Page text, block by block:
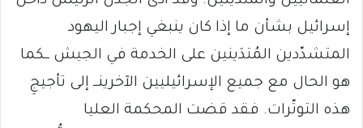
إسرائيل بشأن ما إذا كان ينبغي إجبار اليهود
المتشدّدين المُتدَينين على الخدمة في الجيش ــكما
هو الحال مع جميع الإسرائيليين الآخرينــ إلى تأجيجِ
هذه التوتّرات. فقد قضت المحكمة العليا